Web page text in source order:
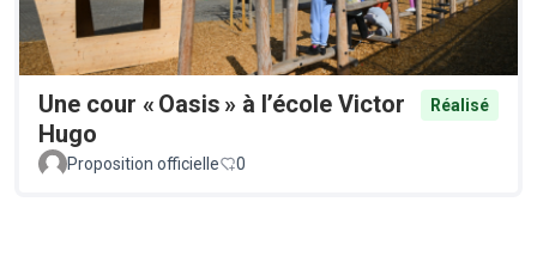
Une cour « Oasis » à l’école Victor
Hugo
Réalisé
Proposition officielle 0